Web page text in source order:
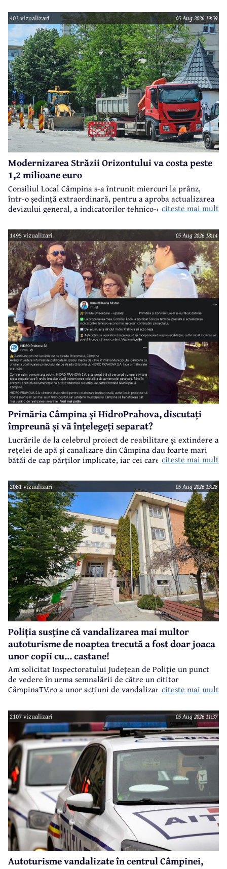
403 vizualizari 05 Aug 2026 19:59
Modernizarea Străzii Orizontului va costa peste
1,2 milioane euro
Consiliul Local Câmpina s-a întrunit miercuri la prânz,
într-o ședință extraordinară, pentru a aproba actualizarea
devizului general, a indicatorilor tehnico-economici și a
realizarea modernizării Străzii Orizontului, obiectiv
finanțat prin Programul Național de Investiții ”Anghel
Saligny”.
citeste mai mult
1495 vizualizari 05 Aug 2026 18:14
Primăria Câmpina și HidroPrahova, discutați
împreună și vă înțelegeți separat?
Lucrările de la celebrul proiect de reabilitare și extindere a
rețelei de apă și canalizare din Câmpina dau foarte mari
bătăi de cap părților implicate, iar cei care suferă sunt
Orizontului.
citeste mai mult
2081 vizualizari 05 Aug 2026 13:28
Poliția susține că vandalizarea mai multor
autoturisme de noaptea trecută a fost doar joaca
unor copii cu... castane!
Am solicitat Inspectoratului Județean de Poliție un punct
de vedere în urma semnalării de către un cititor
CâmpinaTV.ro a unor acțiuni de vandalizare a unor
Câmpina.
citeste mai mult
2107 vizualizari 05 Aug 2026 11:37
Autoturisme vandalizate în centrul Câmpinei,